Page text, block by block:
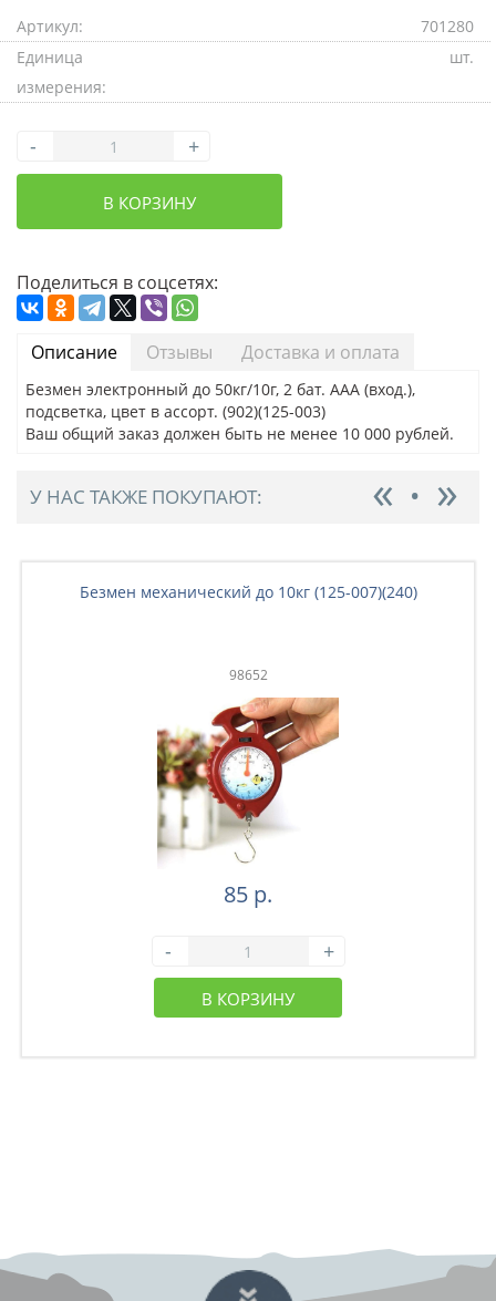
Артикул:
701280
Единица
измерения:
шт.
- +
В КОРЗИНУ
Поделиться в соцсетях:
Описание Отзывы Доставка и оплата
Безмен электронный до 50кг/10г, 2 бат. ААА (вход.),
подсветка, цвет в ассорт. (902)(125-003)
Ваш общий заказ должен быть не менее 10 000 рублей.
У НАС ТАКЖЕ ПОКУПАЮТ:
Безмен механический до 10кг (125-007)(240)
98652
85 р.
- +
В КОРЗИНУ